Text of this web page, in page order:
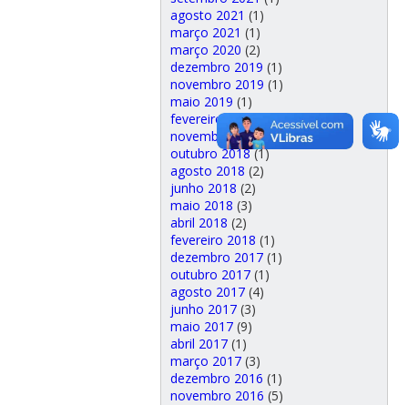
agosto 2021 (1)
março 2021 (1)
março 2020 (2)
dezembro 2019 (1)
novembro 2019 (1)
maio 2019 (1)
fevereiro 2019(1)
novembro 2018(1)
outubro 2018(1)
agosto 2018 (2)
junho 2018 (2)
maio 2018 (3)
abril 2018 (2)
fevereiro 2018 (1)
dezembro 2017(1)
outubro 2017(1)
agosto 2017(4)
junho 2017(3)
maio 2017(9)
abril 2017(1)
março 2017(3)
dezembro 2016 (1)
novembro 2016 (5)